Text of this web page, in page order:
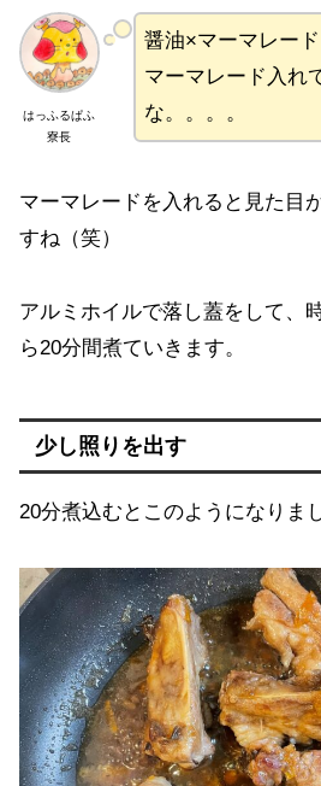
はっふるぱふ
寮長
醤油×マーマレード
マーマレード入れ
な。。。。
マーマレードを入れると見た目
すね（笑）
アルミホイルで落し蓋をして、
ら20分間煮ていきます。
少し照りを出す
20分煮込むとこのようになりま